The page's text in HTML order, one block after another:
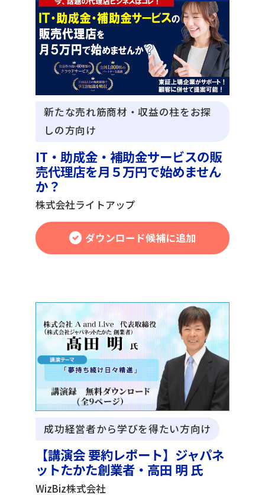
新たな売れ筋商材・収益の柱をお探
しの方向け
IT・助成金・補助金サービスの販
売代理店を月５万円で始めません
か？
株式会社ライトアップ
ダウンロード候補に追加
成功経営者から学びを得たい方向け
【講演会 要約レポート】ジャパネ
ットたかた創業者・高田 明 氏
WizBiz株式会社